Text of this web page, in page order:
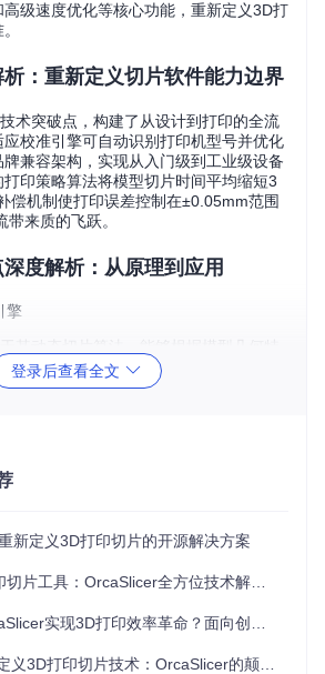
级速度优化等核心功能，重新定义3D打
：重新定义切片软件能力边界
术突破点，构建了从设计到打印的全流
校准引擎可自动识别打印机型号并优化
兼容架构，实现从入门级到工业级设备
印策略算法将模型切片时间平均缩短3
偿机制使打印误差控制在±0.05mm范围
来质的飞跃。
度解析：从原理到应用
擎
。软件采用分层处理架构，将复杂模型分
元，结合材料特性数据库实现智能参数匹
显著提升模型表面质量与结构强度
理：
成外壳支撑结构
径增强层间结合力
流量控制消除层纹
统
登录后查看全文
新定义3D打印切片的开源解决方案
工具：OrcaSlicer全方位技术解析与应用指南
3D打印效率革命？面向创客与工程师的开源切片软件指南
3D打印切片技术：OrcaSlicer的颠覆式创新